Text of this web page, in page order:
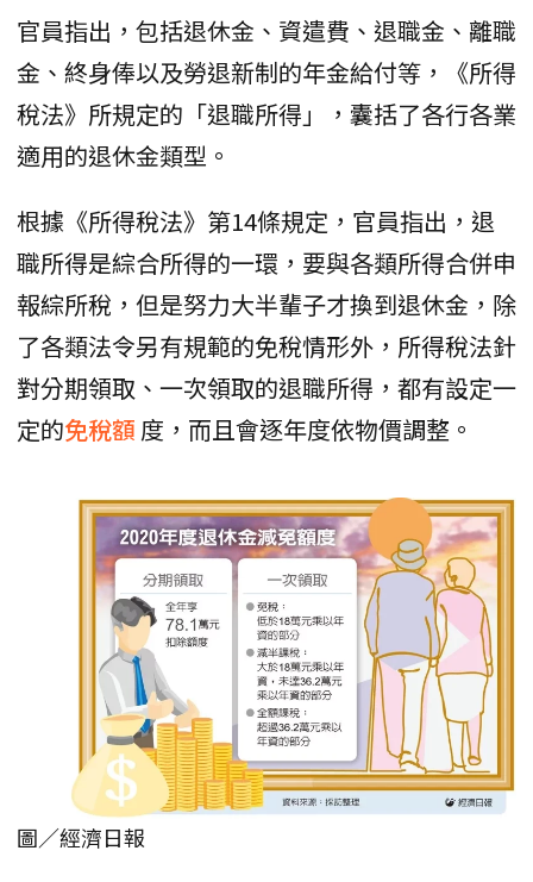
官員指出，包括退休金、資遣費、退職金、離職
金、終身俸以及勞退新制的年金給付等，《所得
稅法》所規定的「退職所得」，囊括了各行各業
適用的退休金類型。
根據《所得稅法》第14條規定，官員指出，退
職所得是綜合所得的一環，要與各類所得合併申
報綜所稅，但是努力大半輩子才換到退休金，除
了各類法令另有規範的免稅情形外，所得稅法針
對分期領取、一次領取的退職所得，都有設定一
定的免稅額 度，而且會逐年度依物價調整。
圖／經濟日報